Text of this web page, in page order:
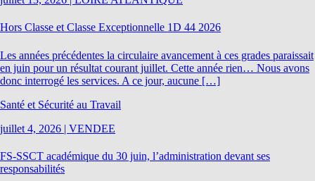
Hors Classe et Classe Exceptionnelle 1D 44 2026
Les années précédentes la circulaire avancement à ces grades paraissait
en juin pour un résultat courant juillet. Cette année rien… Nous avons
donc interrogé les services. A ce jour, aucune […]
Santé et Sécurité au Travail
juillet 4, 2026 | VENDEE
FS-SSCT académique du 30 juin, l’administration devant ses
responsabilités